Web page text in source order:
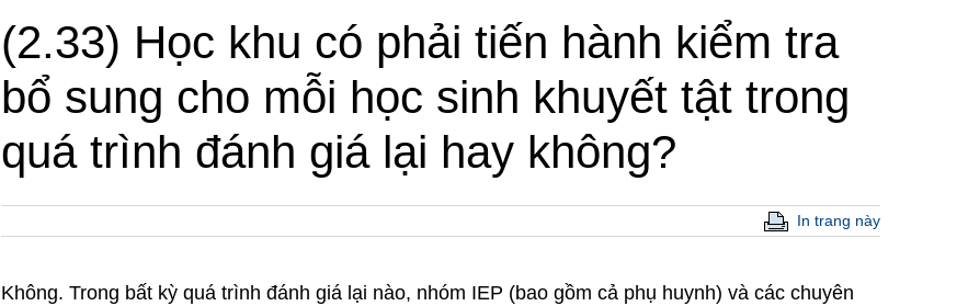
(2.33) Học khu có phải tiến hành kiểm tra
bổ sung cho mỗi học sinh khuyết tật trong
quá trình đánh giá lại hay không?
In trang này
Không. Trong bất kỳ quá trình đánh giá lại nào, nhóm IEP (bao gồm cả phụ huynh) và các chuyên